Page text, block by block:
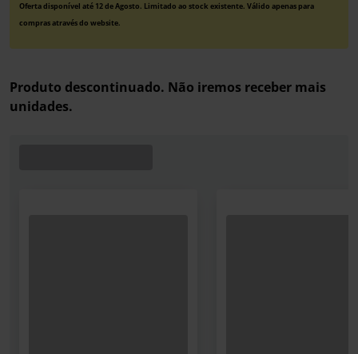
Oferta disponível até 12 de Agosto. Limitado ao stock existente. Válido apenas para
compras através do website.
Produto descontinuado. Não iremos receber mais
unidades.